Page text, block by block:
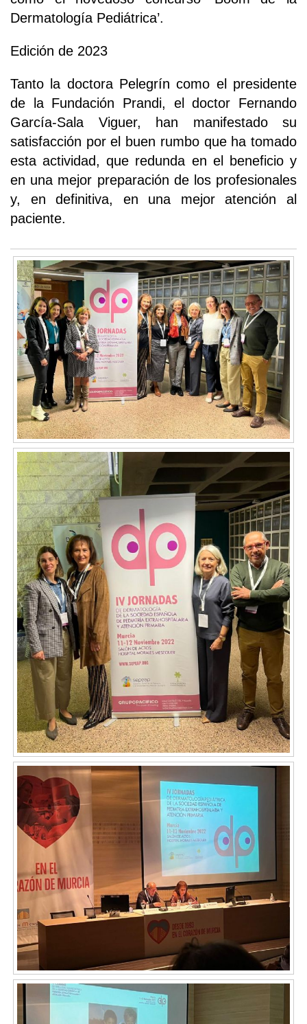
Dermatología Pediátrica’.
Edición de 2023
Tanto la doctora Pelegrín como el presidente
de la Fundación Prandi, el doctor Fernando
García-Sala Viguer, han manifestado su
satisfacción por el buen rumbo que ha tomado
esta actividad, que redunda en el beneficio y
en una mejor preparación de los profesionales
y, en definitiva, en una mejor atención al
paciente.